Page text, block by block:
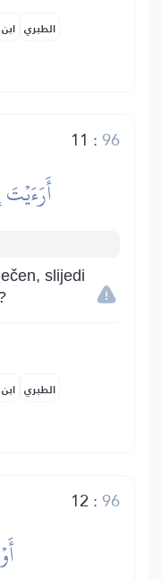
الطبري
11 :96
slijedi
الطبري
12 :96